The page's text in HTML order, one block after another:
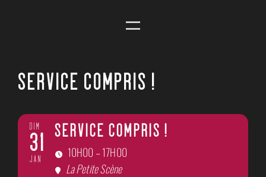
SERVICE COMPRIS !
DIM
31
JAN
SERVICE COMPRIS !
10H00 – 17H00
La Petite Scène